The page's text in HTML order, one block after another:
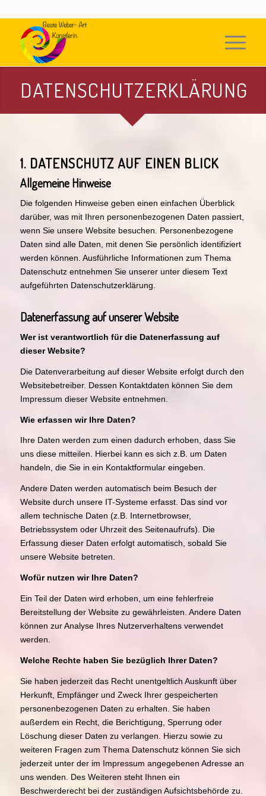
DATENSCHUTZERKLÄRUNG
1. DATENSCHUTZ AUF EINEN BLICK
Allgemeine Hinweise
Die folgenden Hinweise geben einen einfachen Überblick
darüber, was mit Ihren personenbezogenen Daten passiert,
wenn Sie unsere Website besuchen. Personenbezogene
Daten sind alle Daten, mit denen Sie persönlich identifiziert
werden können. Ausführliche Informationen zum Thema
Datenschutz entnehmen Sie unserer unter diesem Text
aufgeführten Datenschutzerklärung.
Datenerfassung auf unserer Website
Wer ist verantwortlich für die Datenerfassung auf
dieser Website?
Die Datenverarbeitung auf dieser Website erfolgt durch den
Websitebetreiber. Dessen Kontaktdaten können Sie dem
Impressum dieser Website entnehmen.
Wie erfassen wir Ihre Daten?
Ihre Daten werden zum einen dadurch erhoben, dass Sie
uns diese mitteilen. Hierbei kann es sich z.B. um Daten
handeln, die Sie in ein Kontaktformular eingeben.
Andere Daten werden automatisch beim Besuch der
Website durch unsere IT-Systeme erfasst. Das sind vor
allem technische Daten (z.B. Internetbrowser,
Betriebssystem oder Uhrzeit des Seitenaufrufs). Die
Erfassung dieser Daten erfolgt automatisch, sobald Sie
unsere Website betreten.
Wofür nutzen wir Ihre Daten?
Ein Teil der Daten wird erhoben, um eine fehlerfreie
Bereitstellung der Website zu gewährleisten. Andere Daten
können zur Analyse Ihres Nutzerverhaltens verwendet
werden.
Welche Rechte haben Sie bezüglich Ihrer Daten?
Sie haben jederzeit das Recht unentgeltlich Auskunft über
Herkunft, Empfänger und Zweck Ihrer gespeicherten
personenbezogenen Daten zu erhalten. Sie haben
außerdem ein Recht, die Berichtigung, Sperrung oder
Löschung dieser Daten zu verlangen. Hierzu sowie zu
weiteren Fragen zum Thema Datenschutz können Sie sich
jederzeit unter der im Impressum angegebenen Adresse an
uns wenden. Des Weiteren steht Ihnen ein
Beschwerderecht bei der zuständigen Aufsichtsbehörde zu.